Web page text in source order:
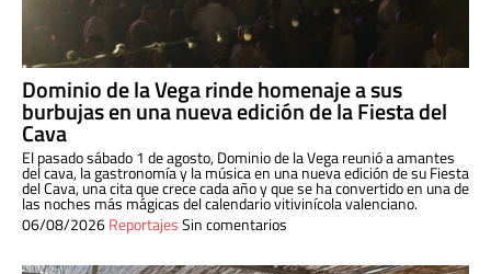
Dominio de la Vega rinde homenaje a sus
burbujas en una nueva edición de la Fiesta del
Cava
El pasado sábado 1 de agosto, Dominio de la Vega reunió a amantes
del cava, la gastronomía y la música en una nueva edición de su Fiesta
del Cava, una cita que crece cada año y que se ha convertido en una de
las noches más mágicas del calendario vitivinícola valenciano.
06/08/2026ReportajesSin comentarios